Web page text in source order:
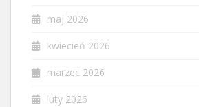
maj 2026
kwiecień 2026
marzec 2026
luty 2026